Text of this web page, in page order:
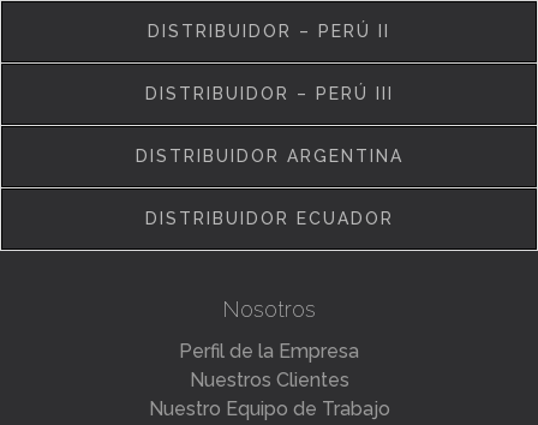
DISTRIBUIDOR – PERÚ II
DISTRIBUIDOR – PERÚ III
DISTRIBUIDOR ARGENTINA
DISTRIBUIDOR ECUADOR
Nosotros
Perfil de la Empresa
Nuestros Clientes
Nuestro Equipo de Trabajo